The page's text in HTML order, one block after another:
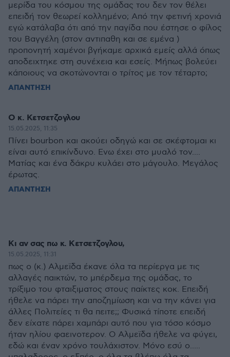
μερίδα του κόσμου της ομάδας του δεν τον θέλει
επειδή τον θεωρεί κολλημένο; Από την φετινή χρονιά
εγώ κατάλαβα ότι από την παγίδα που έστησε ο φίλος
του Βαγγέλη (στον αντιπαθη και σε εμένα )
προπονητή χαμένοι βγήκαμε αρχικά εμείς αλλά όπως
αποδειχτηκε στη συνέχεια και εσείς. Μήπως βολεύει
κάποιους να σκοτώνονται ο τρίτος με τον τέταρτο;
ΑΠΑΝΤΗΣΗ
Ο κ. Κετσετζογλου
15.05.2025, 11:35
Πίνει bourbon και ακούει οδηγώ και σε σκέφτομαι κι
είναι αυτό επικίνδυνο. Ενω έχει στο μυαλό τον....
Ματίας και ένα δάκρυ κυλάει στο μάγουλο. Μεγάλος
έρωτας.
ΑΠΑΝΤΗΣΗ
Κι αν σας πω κ. Κετσετζογλου,
15.05.2025, 11:31
πως ο (κ.) Αλμεϊδα έκανε όλα τα περίεργα με τις
αλλαγές παικτών, το μπέρδεμα της ομάδας, το
τρίξιμο του φταιξιματος στους παίκτες κοκ. Επειδή
ήθελε να πάρει την αποζημίωση και να την κάνει για
άλλες Πολιτείες τι θα πειτε;; Φυσικά τίποτε επειδή
δεν είχατε πάρει χαμπάρι αυτό που για τόσο κόσμο
ήταν ηλίου φαεινοτερον. Ο Αλμεϊδα ήθελε να φύγει,
εδώ και έναν χρόνο τουλάχιστον. Μόνο εσύ ο.....